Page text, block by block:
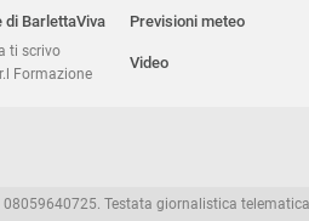
di BarlettaViva
ti scrivo
Formazione
Previsioni meteo
Video
Testata giornalistica